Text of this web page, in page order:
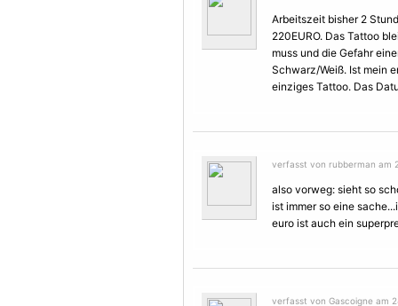
Arbeitszeit bisher 2
220EURO. Das Tattoo
muss und die Gefahr
Schwarz/Weiß. Ist mein
einziges Tattoo. Das
verfasst von rubberman am
also vorweg: sieht so
ist immer so eine
euro ist auch ein
verfasst von Gascoigne am